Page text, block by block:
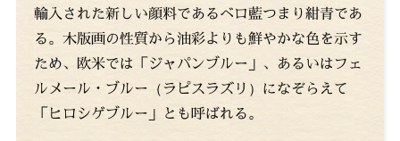
輸入された新しい顔料であるベロ藍つまり紺青であ
る。木版画の性質から油彩よりも鮮やかな色を示す
ため、欧米では「ジャパンブルー」、あるいはフェ
ルメール・ブルー（ラピスラズリ）になぞらえて
「ヒロシゲブルー」とも呼ばれる。